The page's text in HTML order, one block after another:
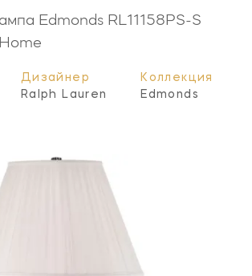
Edmonds RL11158PS-S
Дизайнер
Ralph Lauren
Коллекция
Edmonds